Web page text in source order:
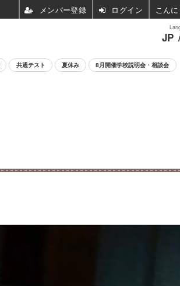
JP
共通テスト 夏休み 8月開催学校説明会・相談会
ログイン こん